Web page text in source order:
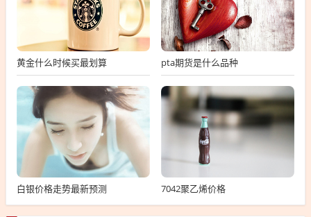
黄金什么时候买最划算 pta期货是什么品种
白银价格走势最新预测 7042聚乙烯价格